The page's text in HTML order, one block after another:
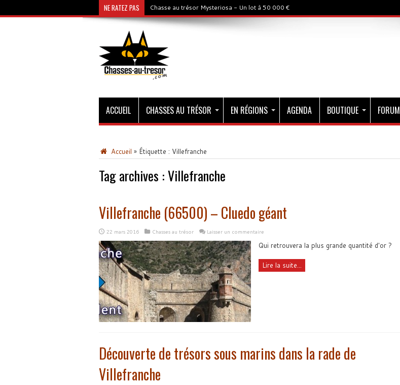
NE RATEZ PAS Chasse au trésor Mysteriosa - Un lot à 50 000 €
ACCUEIL CHASSES AU TRÉSOR EN RÉGIONS AGENDA BOUTIQUE FORUM
Accueil » Étiquette : Villefranche
Tag archives :Villefranche
Villefranche (66500) – Cluedo géant
22 mars 2016 Chasses au trésor Laisser un commentaire
Qui retrouvera la plus grande quantité d'or ?
Lire la suite...
Découverte de trésors sous marins dans la rade de
Villefranche